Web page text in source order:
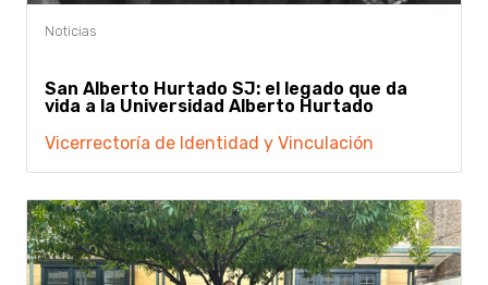
San Alberto Hurtado SJ: el legado que da
vida a la Universidad Alberto Hurtado
Vicerrectoría de Identidad y Vinculación